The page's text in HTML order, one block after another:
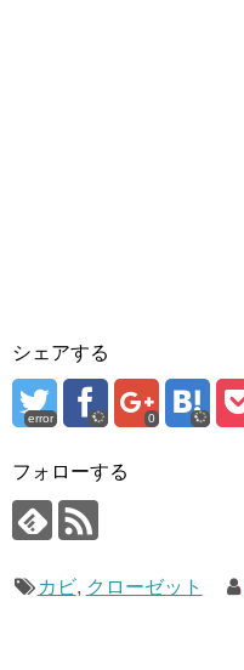
シェアする
error 0
フォローする
カビ, クローゼット